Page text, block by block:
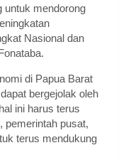
untuk mendorong
Nasional dan
di Papua Barat
bergejolak oleh
ini harus terus
pemerintah pusat,
terus mendukung